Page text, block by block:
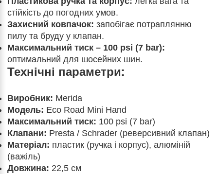
стійкість до погодних умов.
Захисний ковпачок: запобігає потраплянню
пилу та бруду у клапан.
Максимальний тиск – 100 psi (7 bar):
оптимальний для шосейних шин.
Технічні параметри:
Виробник: Merida
Модель: Eco Road Mini Hand
Максимальний тиск: 100 psi (7 bar)
Клапани: Presta / Schrader (реверсивний клапан)
Матеріал: пластик (ручка і корпус), алюміній
(важіль)
Довжина: 22,5 см